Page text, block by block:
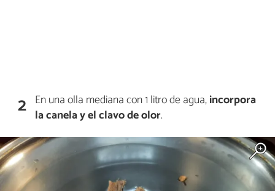
2 En una olla mediana con 1 litro de agua,incorpora
la canela y el clavo de olor.